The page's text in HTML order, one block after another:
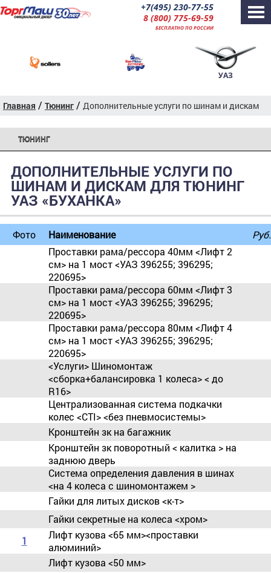
+7(495) 230-77-55
8 (800) 775-69-59
БЕСПЛАТНО ПО РОССИИ
УАЗ
Главная / Тюнинг / Дополнительные услуги по шинам и дискам
ТЮНИНГ
ДОПОЛНИТЕЛЬНЫЕ УСЛУГИ ПО
ШИНАМ И ДИСКАМ ДЛЯ ТЮНИНГ
УАЗ «БУХАНКА»
Фото Наименование
Руб.
Проставки рама/рессора 40мм <Лифт 2
см> на 1 мост <УАЗ 396255; 396295;
220695>
Проставки рама/рессора 60мм <Лифт 3
см> на 1 мост <УАЗ 396255; 396295;
220695>
Проставки рама/рессора 80мм <Лифт 4
см> на 1 мост <УАЗ 396255; 396295;
220695>
<Услуги> Шиномонтаж
<сборка+балансировка 1 колеса> < до
R16>
Централизованная система подкачки
колес <CTI> <без пневмосистемы>
Кронштейн зк на багажник
Кронштейн зк поворотный < калитка > на
заднюю дверь
Система определения давления в шинах
<на 4 колеса с шиномонтажем >
Гайки для литых дисков <к-т>
Гайки секретные на колеса <хром>
1
Лифт кузова <65 мм><проставки
алюминий>
Лифт кузова <50 мм>